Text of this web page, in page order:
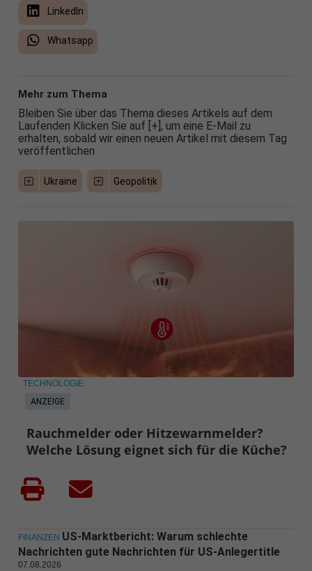
LinkedIn
Whatsapp
Mehr zum Thema
Bleiben Sie über das Thema dieses Artikels auf dem
Laufenden Klicken Sie auf [+], um eine E-Mail zu
erhalten, sobald wir einen neuen Artikel mit diesem Tag
veröffentlichen
Ukraine Geopolitik
ANZEIGE
TECHNOLOGIE
Rauchmelder oder Hitzewarnmelder?
Welche Lösung eignet sich für die Küche?
FINANZEN US-Marktbericht: Warum schlechte
Nachrichten gute Nachrichten für US-Anlegertitle
07.08.2026